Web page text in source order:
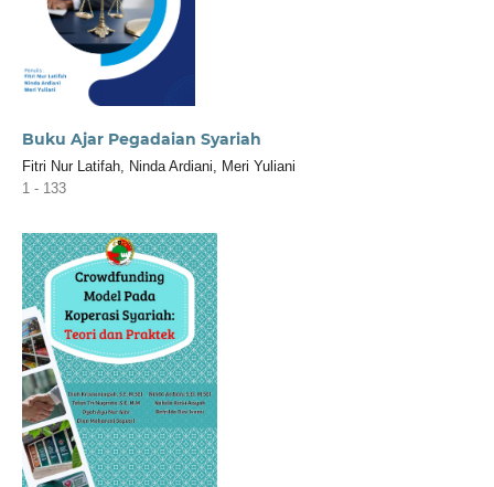
Buku Ajar Pegadaian Syariah
Fitri Nur Latifah, Ninda Ardiani, Meri Yuliani
1 - 133